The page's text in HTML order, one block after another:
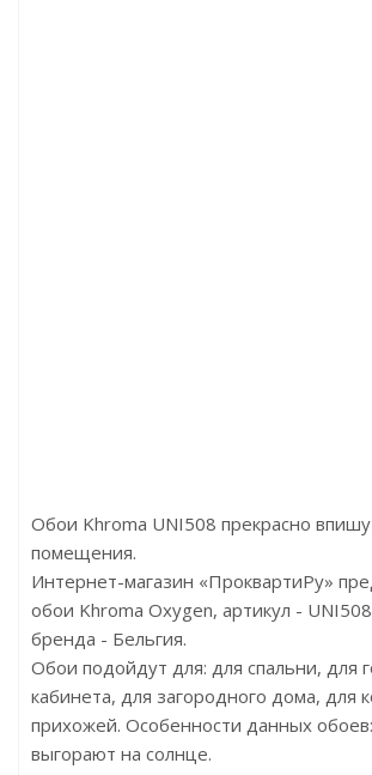
Обои Khroma UNI508 прекрасно
помещения.
Интернет-магазин «ПроквартиРу»
обои Khroma Oxygen, артикул -
бренда - Бельгия.
Обои подойдут для: для спальни, для
кабинета, для загородного дома, для
прихожей. Особенности данных
выгорают на солнце.